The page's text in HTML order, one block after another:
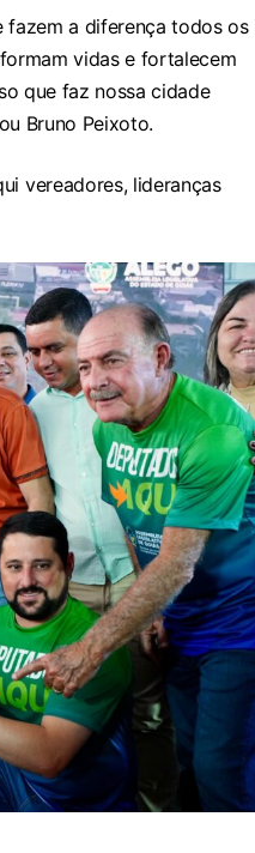
fazem a diferença todos os
vidas e fortalecem
que faz nossa cidade
Bruno Peixoto.
vereadores, lideranças